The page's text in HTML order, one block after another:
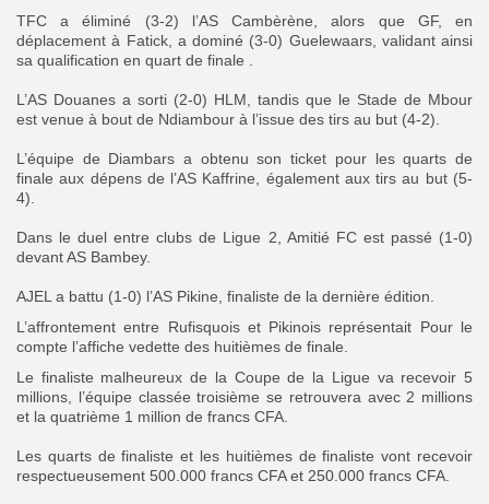
‎TFC a éliminé (3-2) l’AS Cambèrène, alors que‎ GF, en
déplacement à Fatick, a dominé (3-0) Guelewaars, validant ainsi
sa qualification en quart de finale .
‎L’AS Douanes a sorti (2-0) HLM, tandis que le Stade de Mbour
est venue à bout de Ndiambour à l’issue des tirs au but (4-2).
‎L’équipe de Diambars a obtenu son ticket pour les quarts de
finale aux dépens de l’AS Kaffrine, également aux tirs au but (5-
4).
Dans le duel entre clubs de Ligue 2, Amitié FC est passé (1-0)
devant AS Bambey.
‎AJEL a battu (1-0) l’AS Pikine, finaliste de la dernière édition. ‎
L’affrontement entre Rufisquois et Pikinois représentait Pour le
compte l’affiche vedette des huitièmes de finale.
Le finaliste malheureux de la Coupe de la Ligue va recevoir 5
millions, l’équipe classée troisième se retrouvera avec 2 millions
et la quatrième 1 million de francs CFA.
‎Les quarts de finaliste et les huitièmes de finaliste vont recevoir
respectueusement 500.000 francs CFA et 250.000 francs CFA.